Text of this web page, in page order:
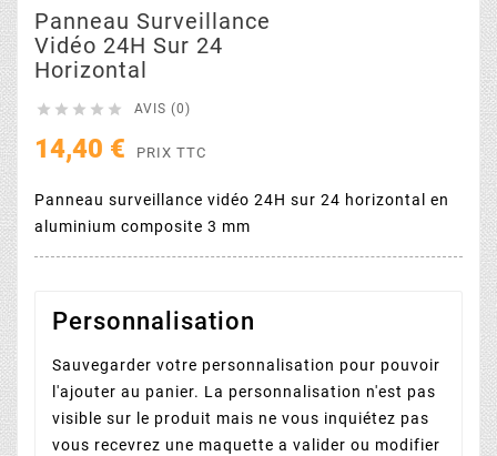
Panneau Surveillance
Vidéo 24H Sur 24
Horizontal
     AVIS (0)
14,40 € PRIX TTC
Panneau surveillance vidéo 24H sur 24 horizontal en
aluminium composite 3 mm
Personnalisation
Sauvegarder votre personnalisation pour pouvoir
l'ajouter au panier. La personnalisation n'est pas
visible sur le produit mais ne vous inquiétez pas
vous recevrez une maquette a valider ou modifier